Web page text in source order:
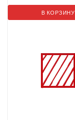
В КОРЗИНУ